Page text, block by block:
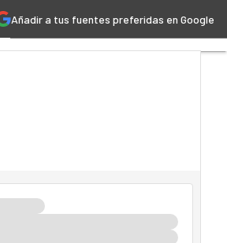
Añadir a tus fuentes preferidas en Google